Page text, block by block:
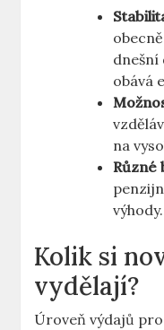
dnešní
obává
na
Různé
výhody.
Kolik si
vydělají?
Úroveň výdajů